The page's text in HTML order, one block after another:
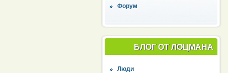
Форум
БЛОГ ОТ ЛОЦМАНА
Люди